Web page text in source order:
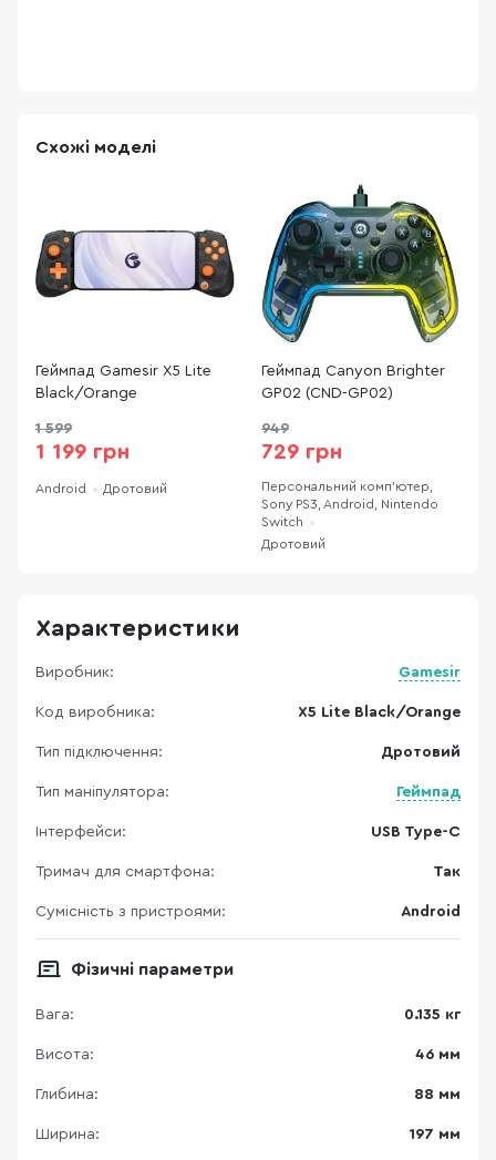
Схожі моделі
Геймпад Gamesir X5 Lite
Black/Orange
1 599
1 199 грн
Android Дротовий
Геймпад Canyon Brighter
GP02 (CND-GP02)
949
729 грн
Персональний комп’ютер,
Sony PS3, Android, Nintendo
Switch
Дротовий
Характеристики
Виробник: Gamesir
Код виробника: X5 Lite Black/Orange
Тип підключення: Дротовий
Тип маніпулятора: Геймпад
Інтерфейси: USB Type-C
Тримач для смартфона: Так
Сумісність з пристроями: Android
Фізичні параметри
Вага: 0.135 кг
Висота: 46 мм
Глибина: 88 мм
Ширина: 197 мм